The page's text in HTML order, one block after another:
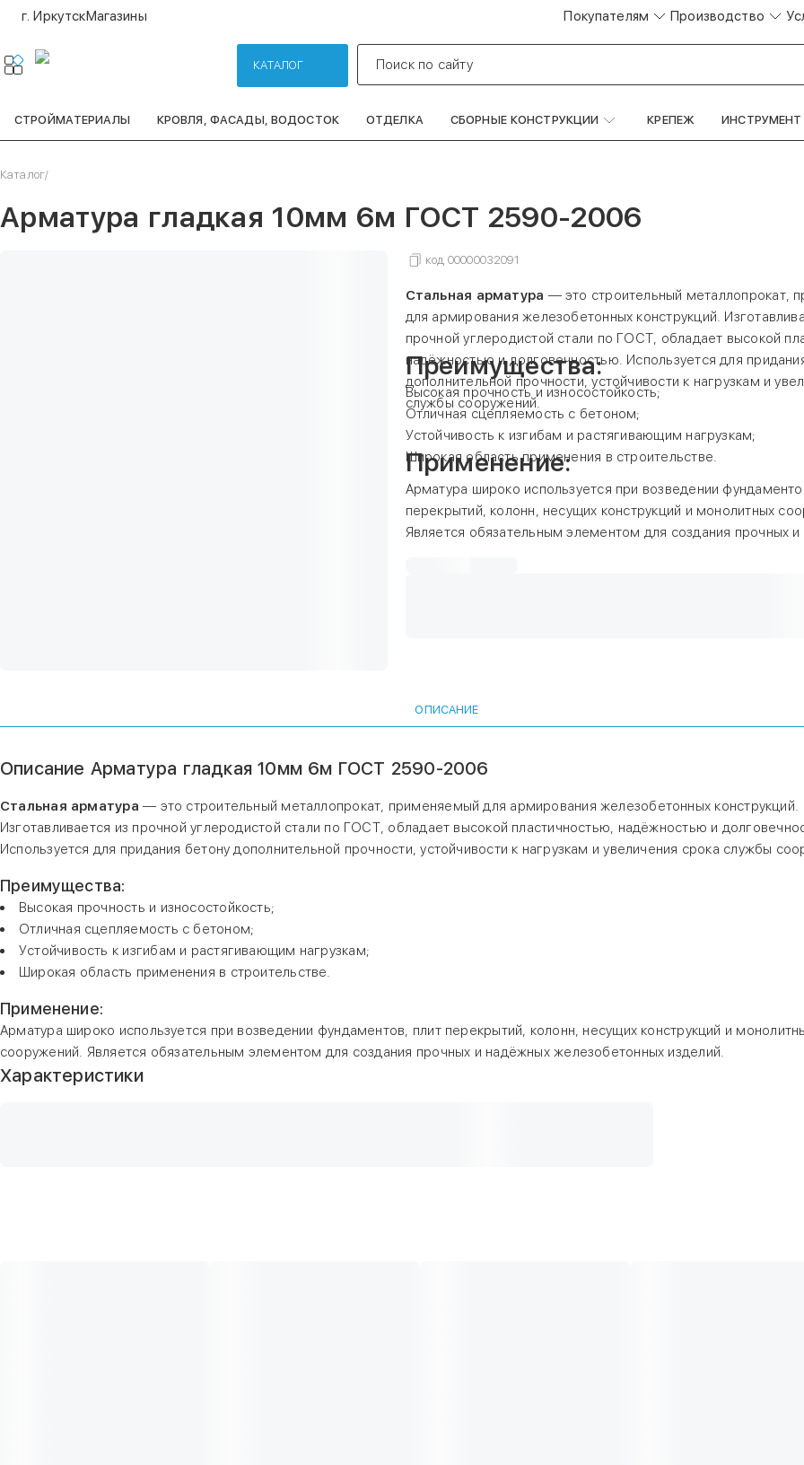
г. ИркутскМагазины Покупателям Производство
КАТАЛОГ Поиск по сайту
СТРОЙМАТЕРИАЛЫ КРОВЛЯ, ФАСАДЫ, ВОДОСТОК ОТДЕЛКА СБОРНЫЕ КОНСТРУКЦИИ КРЕПЕЖ ИНСТРУМЕНТ
Каталог/
Арматура гладкая 10мм 6м ГОСТ 2590-2006
код00000032091
Стальная арматура — это строительный металлопрокат,
для армирования железобетонных конструкций.
прочной углеродистой стали по ГОСТ, обладает высокой
надёжностью и долговечностью. Используется для
дополнительной прочности, устойчивости к нагрузкам и
службы сооружений.
Преимущества:
Высокая прочность и износостойкость;
Отличная сцепляемость с бетоном;
Устойчивость к изгибам и растягивающим нагрузкам;
Широкая область применения в строительстве.
Применение:
Арматура широко используется при возведении
перекрытий, колонн, несущих конструкций и монолитных
Является обязательным элементом для создания прочных
ОПИСАНИЕ
Описание Арматура гладкая 10мм 6м ГОСТ 2590-2006
Стальная арматура — это строительный металлопрокат, применяемый для армирования железобетонных конструкций.
Изготавливается из прочной углеродистой стали по ГОСТ, обладает высокой пластичностью, надёжностью и
Используется для придания бетону дополнительной прочности, устойчивости к нагрузкам и увеличения срока службы
Преимущества:
Высокая прочность и износостойкость;
Отличная сцепляемость с бетоном;
Устойчивость к изгибам и растягивающим нагрузкам;
Широкая область применения в строительстве.
Применение:
Арматура широко используется при возведении фундаментов, плит перекрытий, колонн, несущих конструкций и
сооружений. Является обязательным элементом для создания прочных и надёжных железобетонных изделий.
Характеристики